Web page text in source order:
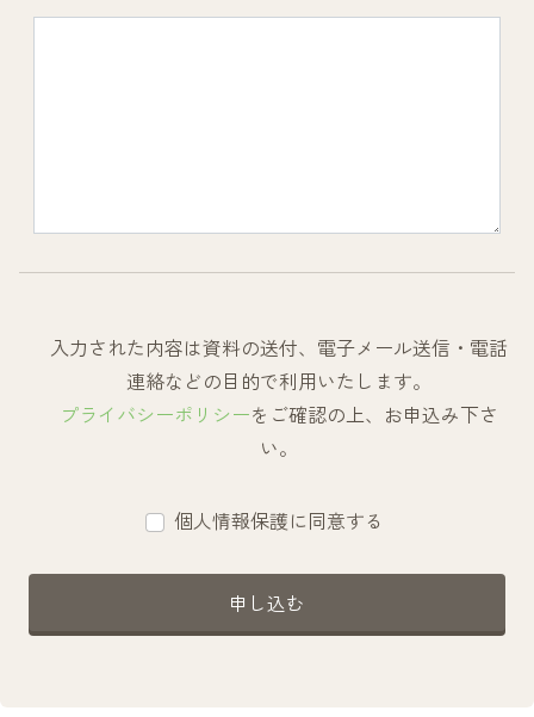
入力された内容は資料の送付、電子メール送信・電話
連絡などの目的で利用いたします。
プライバシーポリシーをご確認の上、お申込み下さ
い。
個人情報保護に同意する
申し込む